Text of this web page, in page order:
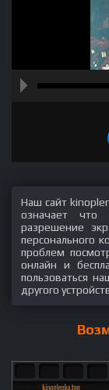
Наш сайт
означает что
разрешение
персонального
проблем
онлайн и
пользоваться
другого